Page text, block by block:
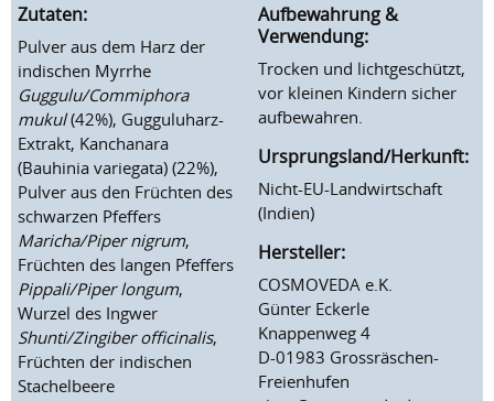
Zutaten:
Pulver aus dem Harz der
indischen Myrrhe
Guggulu/Commiphora
mukul(42%), Gugguluharz-
Extrakt, Kanchanara
(Bauhinia variegata) (22%),
Pulver aus den Früchten des
schwarzen Pfeffers
Maricha/Piper nigrum,
Früchten des langen Pfeffers
Pippali/Piper longum,
Wurzel des Ingwer
Shunti/Zingiber officinalis,
Früchten der indischen
Stachelbeere
Aufbewahrung &
Verwendung:
Trocken und lichtgeschützt,
vor kleinen Kindern sicher
aufbewahren.
Ursprungsland/Herkunft:
Nicht-EU-Landwirtschaft
(Indien)
Hersteller:
COSMOVEDA e.K.
Günter Eckerle
Knappenweg 4
D-01983 Grossräschen-
Freienhufen